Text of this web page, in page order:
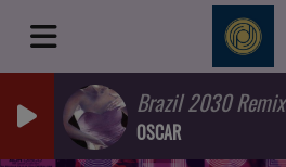
Brazil 2030 Remix
OSCAR